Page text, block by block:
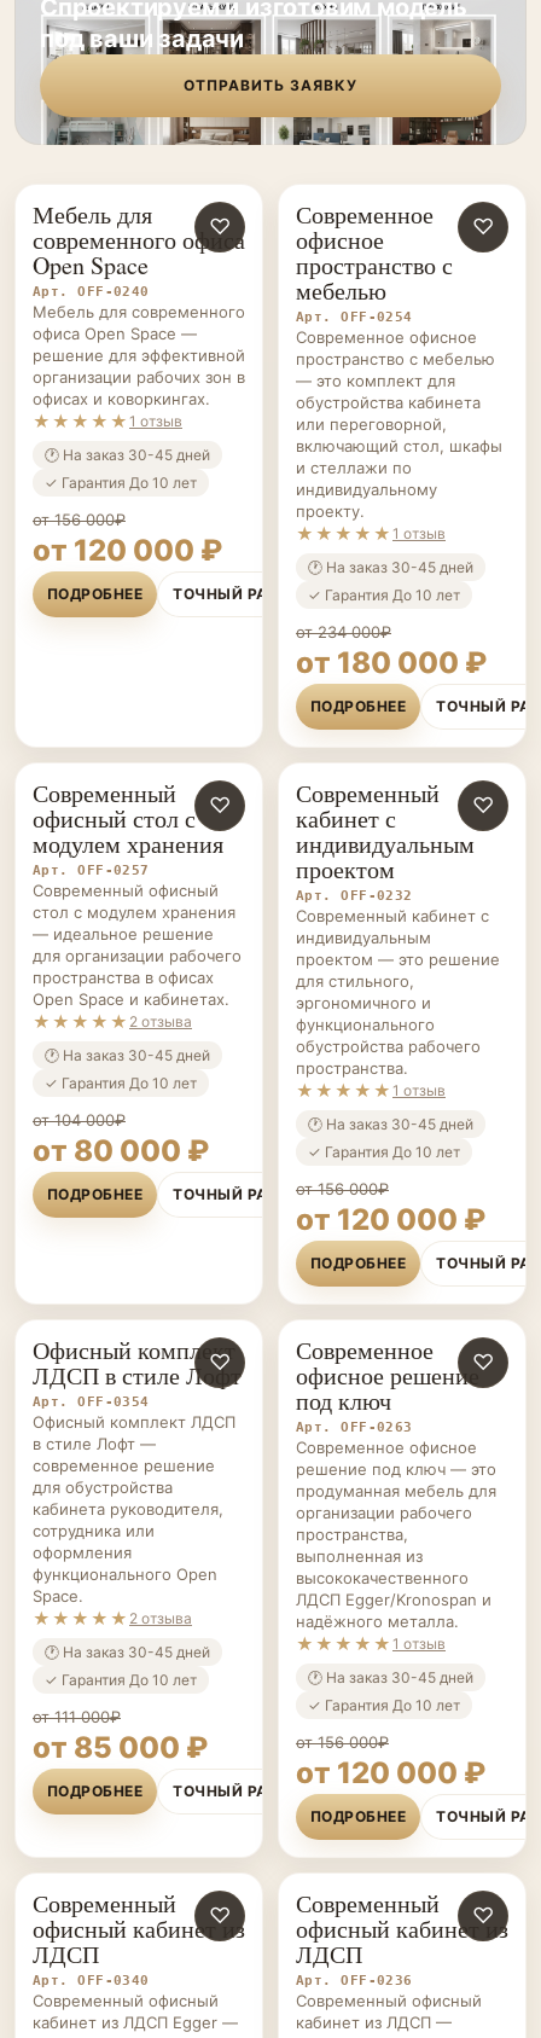
Спроектируем и изготовим модель
под ваши задачи
ОТПРАВИТЬ ЗАЯВКУ
ОФИСНАЯ
МЕБЕЛЬ НА ЗАКАЗ
♡
Мебель для
современного офиса
Open Space
Арт. OFF-0240
Мебель для современного
офиса Open Space —
решение для эффективной
организации рабочих зон в
офисах и коворкингах.
★★★★★ 1 отзыв
🕐 На заказ 30-45 дней
✓ Гарантия До 10 лет
от 156 000₽
от 120 000 ₽
ПОДРОБНЕЕ ТОЧНЫЙ РАСЧЁТ
ОФИСНАЯ
МЕБЕЛЬ НА ЗАКАЗ
♡
Современное
офисное
пространство с
мебелью
Арт. OFF-0254
Современное офисное
пространство с мебелью
— это комплект для
обустройства кабинета
или переговорной,
включающий стол, шкафы
и стеллажи по
индивидуальному
проекту.
★★★★★ 1 отзыв
🕐 На заказ 30-45 дней
✓ Гарантия До 10 лет
от 234 000₽
от 180 000 ₽
ПОДРОБНЕЕ ТОЧНЫЙ
ОФИСНАЯ
МЕБЕЛЬ НА ЗАКАЗ
♡
Современный
офисный стол с
модулем хранения
Арт. OFF-0257
Современный офисный
стол с модулем хранения
— идеальное решение
для организации рабочего
пространства в офисах
Open Space и кабинетах.
★★★★★ 2 отзыва
🕐 На заказ 30-45 дней
✓ Гарантия До 10 лет
от 104 000₽
от 80 000 ₽
ПОДРОБНЕЕ ТОЧНЫЙ РАСЧЁТ
ОФИСНАЯ
МЕБЕЛЬ НА ЗАКАЗ
♡
Современный
кабинет с
индивидуальным
проектом
Арт. OFF-0232
Современный кабинет с
индивидуальным
проектом — это решение
для стильного,
эргономичного и
функционального
обустройства рабочего
пространства.
★★★★★ 1 отзыв
🕐 На заказ 30-45 дней
✓ Гарантия До 10 лет
от 156 000₽
от 120 000 ₽
ПОДРОБНЕЕ ТОЧНЫЙ
ОФИСНАЯ
МЕБЕЛЬ НА ЗАКАЗ
♡
Офисный комплект
ЛДСП в стиле Лофт
Арт. OFF-0354
Офисный комплект ЛДСП
в стиле Лофт —
современное решение
для обустройства
кабинета руководителя,
сотрудника или
оформления
функционального Open
Space.
★★★★★ 2 отзыва
🕐 На заказ 30-45 дней
✓ Гарантия До 10 лет
от 111 000₽
от 85 000 ₽
ПОДРОБНЕЕ ТОЧНЫЙ РАСЧЁТ
ОФИСНАЯ
МЕБЕЛЬ НА ЗАКАЗ
♡
Современное
офисное решение
под ключ
Арт. OFF-0263
Современное офисное
решение под ключ — это
продуманная мебель для
организации рабочего
пространства,
выполненная из
высококачественного
ЛДСП Egger/Kronospan и
надёжного металла.
★★★★★ 1 отзыв
🕐 На заказ 30-45 дней
✓ Гарантия До 10 лет
от 156 000₽
от 120 000 ₽
ПОДРОБНЕЕ ТОЧНЫЙ
ОФИСНАЯ
МЕБЕЛЬ НА ЗАКАЗ
♡
Современный
офисный кабинет из
ЛДСП
Арт. OFF-0340
Современный офисный
кабинет из ЛДСП Egger —
ОФИСНАЯ
МЕБЕЛЬ НА ЗАКАЗ
♡
Современный
офисный кабинет из
ЛДСП
Арт. OFF-0236
Современный офисный
кабинет из ЛДСП —